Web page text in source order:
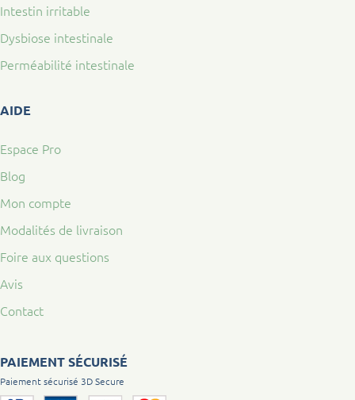
Intestin irritable
Dysbiose intestinale
Perméabilité intestinale
AIDE
Espace Pro
Blog
Mon compte
Modalités de livraison
Foire aux questions
Avis
Contact
PAIEMENT SÉCURISÉ
Paiement sécurisé 3D Secure